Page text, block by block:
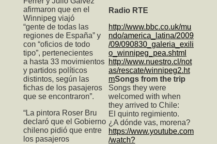
afirmaron que en el
Winnipeg viajó
“gente de todas las
regiones de España” y
con “oficios de todo
tipo”, pertenecientes
a hasta 33 movimientos
y partidos políticos
distintos, según las
fichas de los pasajeros
que se encontraron”.
“La pintora Roser Bru
declaró que el Gobierno
chileno pidió que entre
los pasajeros
Radio RTE
http://www.bbc.co.uk/mu
ndo/america_latina/2009
/09/090830_galeria_exili
o_winnipeg_pea.shtml
http://www.nuestro.cl/not
as/rescate/winnipeg2.ht
mSongs from the trip
Songs they were
welcomed with when
they arrived to Chile:
El quinto regimiento.
¿A dónde vas, morena?
https://www.youtube.com
/watch?